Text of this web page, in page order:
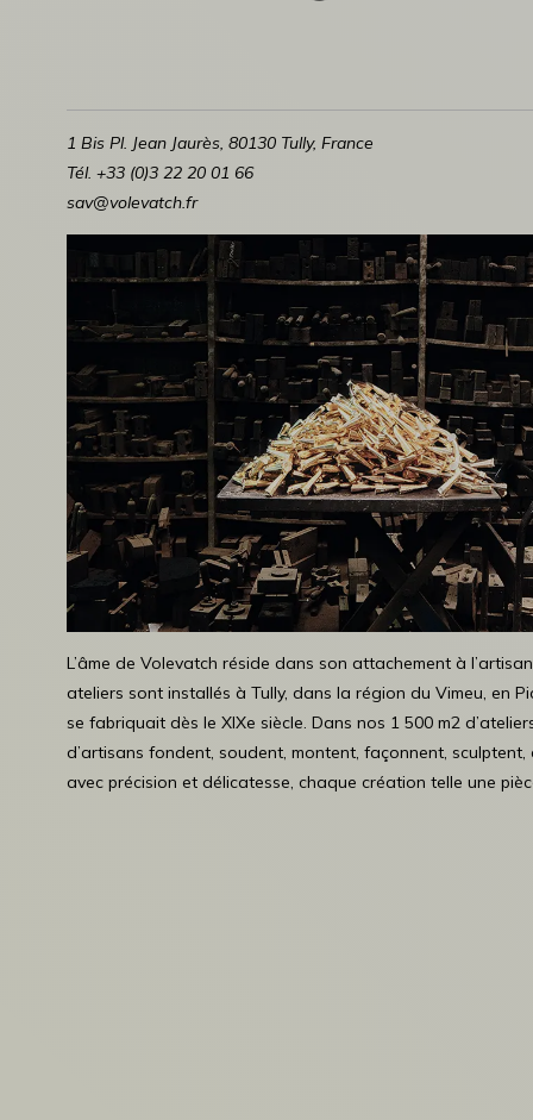
1 Bis Pl. Jean Jaurès, 80130 Tully, France
Tél. +33 (0)3 22 20 01 66
sav@volevatch.fr
L’âme de Volevatch réside dans son attachement à
ateliers sont installés à Tully, dans la région du Vimeu, en
se fabriquait dès le XIXe siècle. Dans nos 1 500 m2
d’artisans fondent, soudent, montent, façonnent, sculptent,
avec précision et délicatesse, chaque création telle une